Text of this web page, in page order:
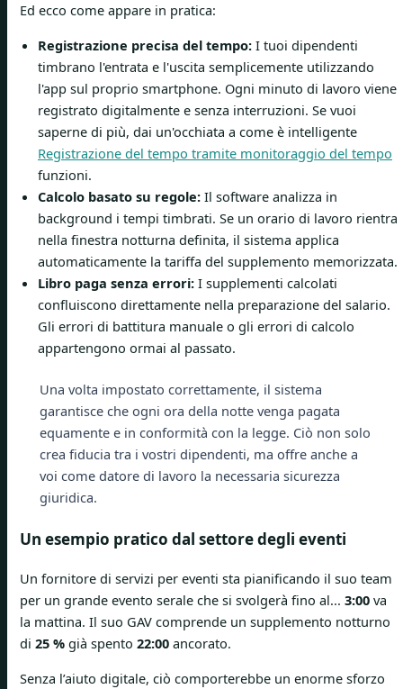
Ed ecco come appare in pratica:
Registrazione precisa del tempo: I tuoi dipendenti
timbrano l'entrata e l'uscita semplicemente utilizzando
l'app sul proprio smartphone. Ogni minuto di lavoro viene
registrato digitalmente e senza interruzioni. Se vuoi
saperne di più, dai un'occhiata a come è intelligente
Registrazione del tempo tramite monitoraggio del tempo
funzioni.
Calcolo basato su regole: Il software analizza in
background i tempi timbrati. Se un orario di lavoro rientra
nella finestra notturna definita, il sistema applica
automaticamente la tariffa del supplemento memorizzata.
Libro paga senza errori: I supplementi calcolati
confluiscono direttamente nella preparazione del salario.
Gli errori di battitura manuale o gli errori di calcolo
appartengono ormai al passato.
Una volta impostato correttamente, il sistema
garantisce che ogni ora della notte venga pagata
equamente e in conformità con la legge. Ciò non solo
crea fiducia tra i vostri dipendenti, ma offre anche a
voi come datore di lavoro la necessaria sicurezza
giuridica.
Un esempio pratico dal settore degli eventi
Un fornitore di servizi per eventi sta pianificando il suo team
per un grande evento serale che si svolgerà fino al... 3:00 va
la mattina. Il suo GAV comprende un supplemento notturno
di 25 % già spento 22:00 ancorato.
Senza l’aiuto digitale, ciò comporterebbe un enorme sforzo